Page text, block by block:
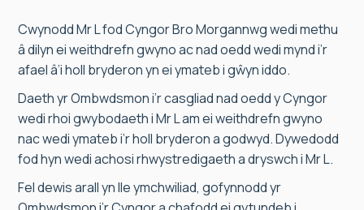
Cwynodd Mr L fod Cyngor Bro Morgannwg wedi methu
â dilyn ei weithdrefn gwyno ac nad oedd wedi mynd i’r
afael â’i holl bryderon yn ei ymateb i gŵyn iddo.
Daeth yr Ombwdsmon i’r casgliad nad oedd y Cyngor
wedi rhoi gwybodaeth i Mr L am ei weithdrefn gwyno
nac wedi ymateb i’r holl bryderon a godwyd. Dywedodd
fod hyn wedi achosi rhwystredigaeth a dryswch i Mr L.
Fel dewis arall yn lle ymchwiliad, gofynnodd yr